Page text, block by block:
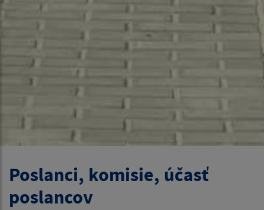
Poslanci, komisie, účasť
poslancov